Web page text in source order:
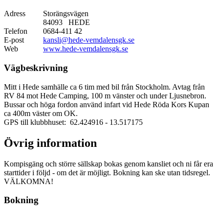
Adress
Storängsvägen
84093 HEDE
Telefon
0684-411 42
E-post
kansli@hede-vemdalensgk.se
Web
www.hede-vemdalensgk.se
Vägbeskrivning
Mitt i Hede samhälle ca 6 tim med bil från Stockholm. Avtag från
RV 84 mot Hede Camping, 100 m vänster och under Ljusnebron.
Bussar och höga fordon använd infart vid Hede Röda Kors Kupan
ca 400m väster om OK.
GPS till klubbhuset: 62.424916 - 13.517175
Övrig information
Kompisgäng och större sällskap bokas genom kansliet och ni får era
starttider i följd - om det är möjligt. Bokning kan ske utan tidsregel.
VÄLKOMNA!
Bokning